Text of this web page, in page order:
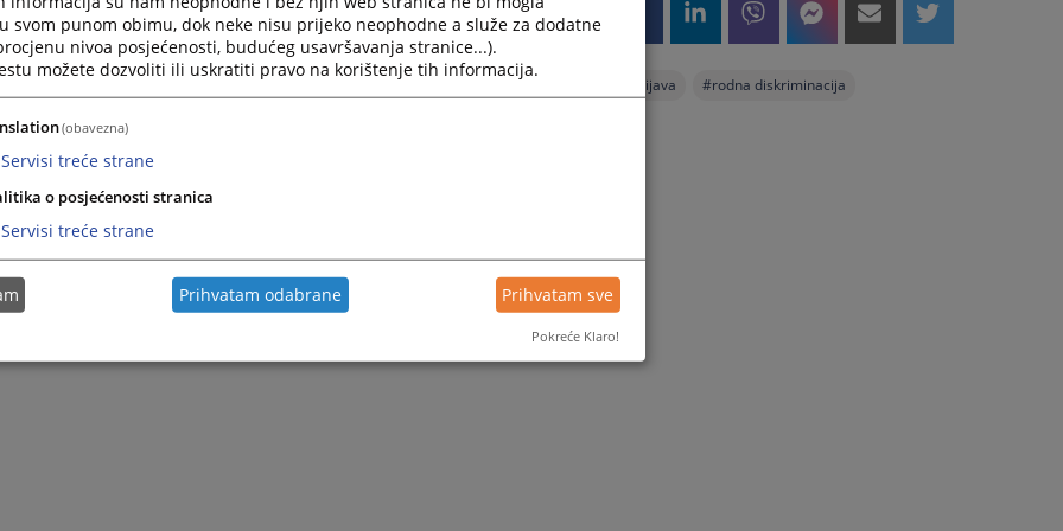
BiH će se implementirati putem gender mainstreaminga
u sve zakone, strategije, planove, programe i aktivnosti
polova. Dakle, gender mainstreaming predstavlja
perspektive u sve strateške procese planiranja, sa ciljem
njihovog života i rada.
prijava #rodna diskriminacija
svom punom obimu, dok neke nisu prijeko neophodne a služe za dodatne
nivoa posjećenosti, budućeg usavršavanja stranice...).
možete dozvoliti ili uskratiti pravo na korištenje tih informacija.
(obavezna)
Servisi treće strane
o posjećenosti stranica
Servisi treće strane
Prihvatam odabrane Prihvatam sve
Pokreće Klaro!